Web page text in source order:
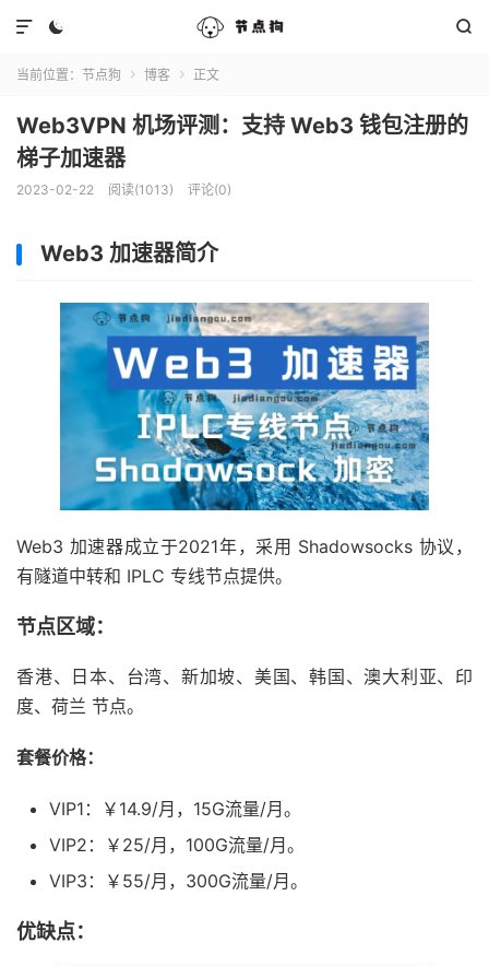
 

当前位置： 节点狗  博客  正文
Web3VPN 机场评测：支持 Web3 钱包注册的
梯子加速器
2023-02-22 阅读(1013) 评论(0)
Web3 加速器简介
Web3 加速器成立于2021年，采用 Shadowsocks 协议，
有隧道中转和 IPLC 专线节点提供。
节点区域：
香港、日本、台湾、新加坡、美国、韩国、澳大利亚、印
度、荷兰 节点。
套餐价格：
VIP1：￥14.9/月，15G流量/月。
VIP2：￥25/月，100G流量/月。
VIP3：￥55/月，300G流量/月。
优缺点：